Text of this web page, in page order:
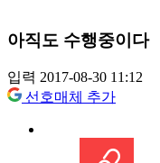
아직도 수행중이다
입력 2017-08-30 11:12
선호매체 추가